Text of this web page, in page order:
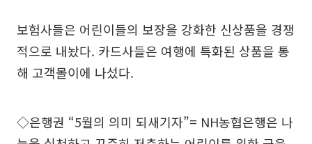
보험사들은 어린이들의 보장을 강화한 신상품을 경쟁
적으로 내놨다. 카드사들은 여행에 특화된 상품을 통
해 고객몰이에 나섰다.
◇은행권 “5월의 의미 되새기자”= NH농협은행은 나